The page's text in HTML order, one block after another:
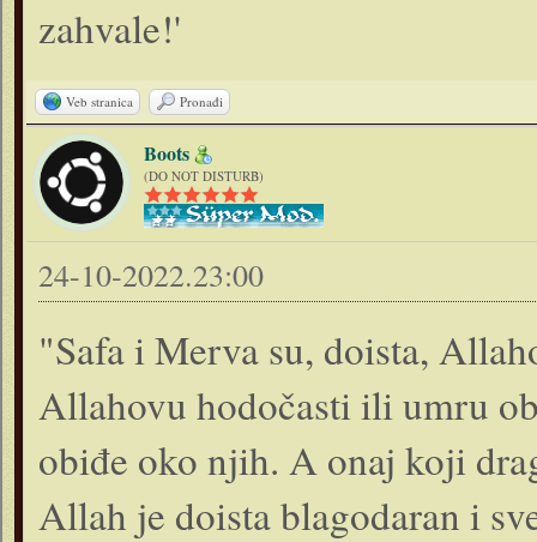
zahvale!'
Veb stranica Pronađi
Boots
(DO NOT DISTURB)
24-10-2022.23:00
"Safa i Merva su, doista,
Allahovu hodočasti ili umru
obiđe oko njih. A onaj koji
Allah je doista blagodaran i